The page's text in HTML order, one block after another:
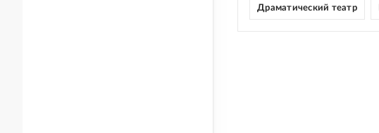
Драматический театр